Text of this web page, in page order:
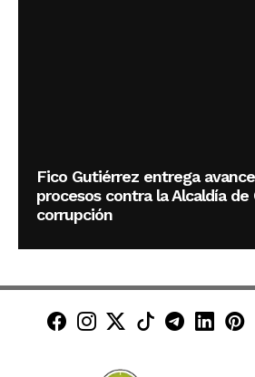
Fico Gutiérrez entrega
procesos contra la Alcaldía
corrupción
Minuto30 en Facebook
Minuto30 en
Minuto30 en X
Minuto30
Canal